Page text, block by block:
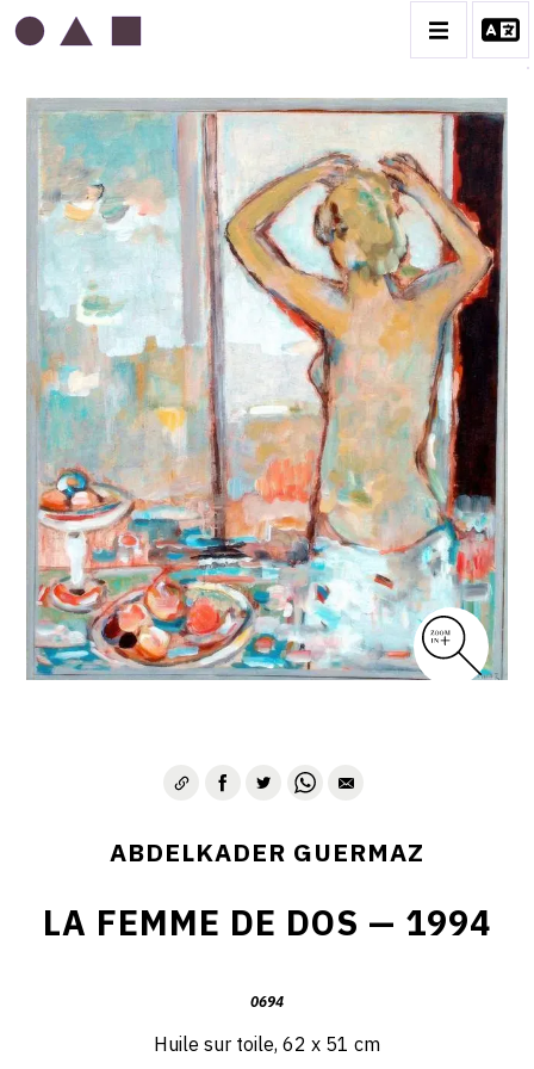
ABDELKADER GUERMAZ
BIOGRAPHIE
LA PRESSE AU SUJET DE GUERMAZ
TÉMOIGNAGES AU SUJET DE GUERMAZ
CATALOGUE DES OEUVRES
A – RÉALITÉ POÉTIQUE – 1940-1960
B – COMPOSITIONS ABSTRAITES – 1960-1968
C – SILENCE ET LUMIÈRE – 1968-1972
D – PAYSAGISME ABSTRAIT – 1970-1975
E – PAYSAGES SYMBOLIQUES – 1975-1996
DESSINS – GRAVURES – GOUACHES – AQUARELLES
CONTACT
ABDELKADER GUERMAZ
LA FEMME DE DOS — 1994
0694
Huile sur toile, 62 x 51 cm